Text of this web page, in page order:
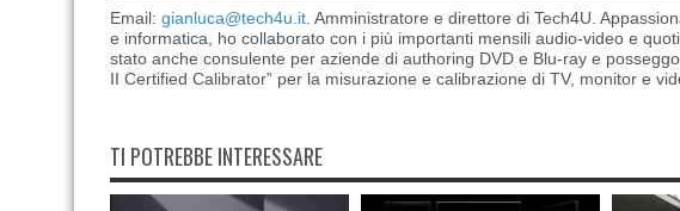
Email: gianluca@tech4u.it . Amministratore e direttore di Tech4U.
e informatica, ho collaborato con i più importanti mensili audio-video e
stato anche consulente per aziende di authoring DVD e Blu-ray e posseggo
II Certified Calibrator” per la misurazione e calibrazione di TV, monitor e
TI POTREBBE INTERESSARE